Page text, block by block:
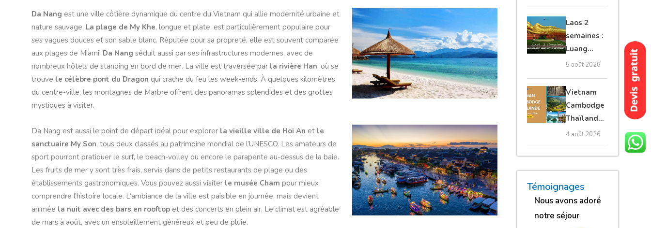
Da Nang est une ville côtière dynamique du centre du Vietnam qui allie modernité urbaine et
nature sauvage. La plage de My Khe, longue et plate, est particulièrement populaire pour
ses vagues douces et son sable blanc. Réputée pour sa propreté, elle est souvent comparée
aux plages de Miami. Da Nang séduit aussi par ses infrastructures modernes, avec de
nombreux hôtels de standing en bord de mer. La ville est traversée par la rivière Han, où se
trouve le célèbre pont du Dragon qui crache du feu les week-ends. À quelques kilomètres
du centre-ville, les montagnes de Marbre offrent des panoramas splendides et des grottes
mystiques à visiter.
Da Nang est aussi le point de départ idéal pour explorer la vieille ville de Hoi An et le
sanctuaire My Son, tous deux classés au patrimoine mondial de l’UNESCO. Les amateurs de
sport pourront pratiquer le surf, le beach-volley ou encore le parapente au-dessus de la baie.
Les fruits de mer y sont très frais, servis dans de petits restaurants de plage ou des
établissements gastronomiques. Vous pouvez aussi visiter le musée Cham pour mieux
comprendre l’histoire locale. L’ambiance de la ville est paisible en journée, mais devient
animée la nuit avec des bars en rooftop et des concerts en plein air. Le climat est agréable
de mars à août, avec un ensoleillement généreux et peu de pluie.
Angkor,
Tonlé Sap
Laos 2
semaines :
Luang
Prabang,
Vieng,
Vientiane
privé
5 août 2026
Vietnam
Cambodge
Thaïlande
35 jours :
trésors
d’Asie
4 août 2026
Témoignages
Nous avons adoré
notre séjour
« Nous avons adoré
« Nous sommes
« Nous gardons une